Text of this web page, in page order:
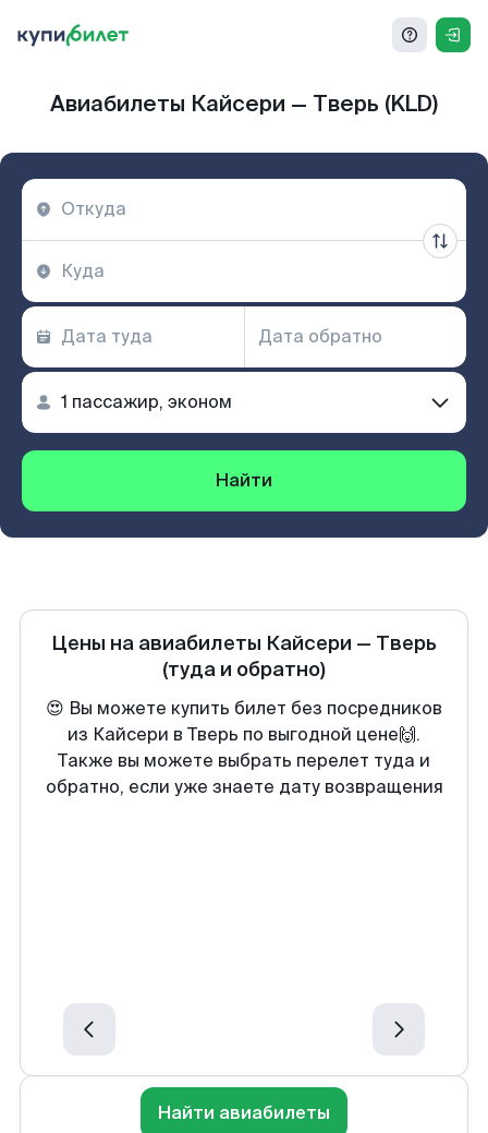
Авиабилеты Кайсери — Тверь (KLD)
Найти
Цены на авиабилеты Кайсери — Тверь
(туда и обратно)
😍 Вы можете купить билет без посредников
из Кайсери в Тверь по выгодной цене🙌.
Также вы можете выбрать перелет туда и
обратно, если уже знаете дату возвращения
Найти авиабилеты